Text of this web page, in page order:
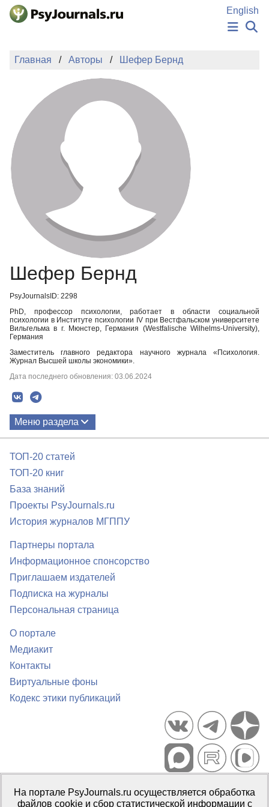
Перейти к основному содержанию
English
НОВОСТИ
АВТОРЫ
ПОДАТЬ РУКОПИСЬ
БАЗА ЗНАНИЙ
КЛЮЧЕВЫЕ СЛОВА
Регистрация
Главная Авторы Шефер Бернд
Шефер Бернд
PsyJournalsID: 2298
PhD, профессор психологии, работает в области социальной
психологии в Институте психологии IV при Вестфальском университете
Вильгельма в г. Мюнстер, Германия (Westfalische Wilhelms-University),
Германия
Заместитель главного редактора научного журнала «Психология.
Журнал Высшей школы экономики».
Дата последнего обновления: 03.06.2024
Меню раздела
Биография
ТОП-20 статей
ТОП-20 книг
База знаний
Проекты PsyJournals.ru
История журналов МГППУ
Партнеры портала
Информационное спонсорство
Приглашаем издателей
Подписка на журналы
Персональная страница
О портале
Медиакит
Контакты
Виртуальные фоны
Кодекс этики публикаций
Портал психологических изданий PsyJournals.ru, 2007–2026
Правила использования материалов
На портале PsyJournals.ru осуществляется обработка
файлов cookie и сбор статистической информации с